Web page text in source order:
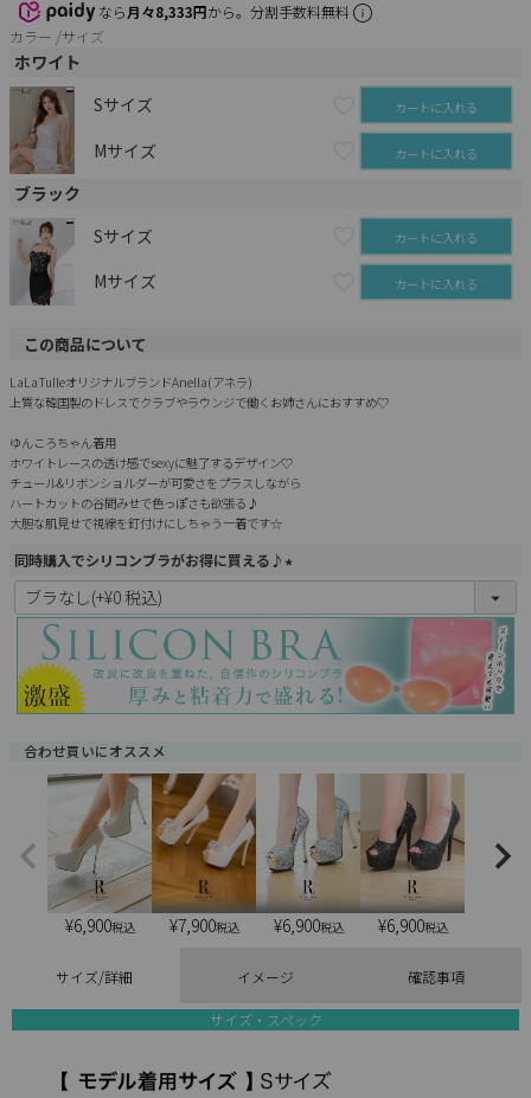
なら月々8,333円から。分割手数料無料
カラー
サイズ
ホワイト
Sサイズ
カートに入れる
Mサイズ カートに入れる
ブラック
Sサイズ
カートに入れる
Mサイズ カートに入れる
この商品について
LaLaTulleオリジナルブランドAnella(アネラ)
上質な韓国製のドレスでクラブやラウンジで働くお姉さんにおすすめ♡
ゆんころちゃん着用
ホワイトレースの透け感でsexyに魅了するデザイン♡
チュール&リボンショルダーが可愛さをプラスしながら
ハートカットの谷間みせで色っぽさも欲張る♪
大胆な肌見せで視線を釘付けにしちゃう一着です☆
同時購入でシリコンブラがお得に買える♪
(
須
)
合わせ買いにオススメ
¥6,900税込 ¥7,900税込 ¥6,900税込 ¥6,900税込
サイズ/詳細 イメージ 確認事項
サイズ・スペック